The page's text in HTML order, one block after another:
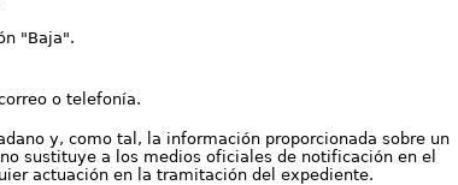
"Baja".
o telefonía.
y, como tal, la información proporcionada sobre un
sustituye a los medios oficiales de notificación en el
actuación en la tramitación del expediente.